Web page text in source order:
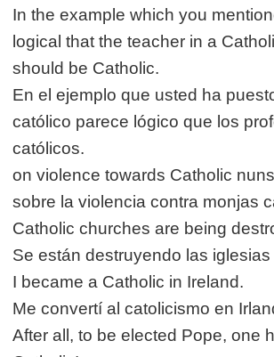
In the example which you
logical that the teacher in a
should be Catholic.
En el ejemplo que usted ha
católico parece lógico que los
católicos.
on violence towards Catholic
sobre la violencia contra monjas
Catholic churches are being
Se están destruyendo las
I became a Catholic in Ireland.
Me convertí al catolicismo en
After all, to be elected Pope, one